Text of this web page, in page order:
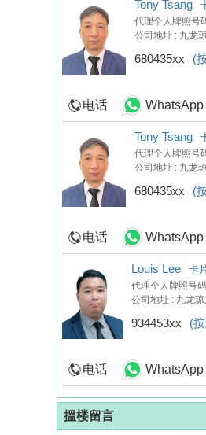
Tony Tsang
代理个人牌照号
公司地址 : 九龙
680435xx (
电话 WhatsApp
Tony Tsang
代理个人牌照号
公司地址 : 九龙
680435xx (
电话 WhatsApp
Louis Lee 卡
代理个人牌照号
公司地址 : 九龙
934453xx (
电话 WhatsApp
搵楼留言